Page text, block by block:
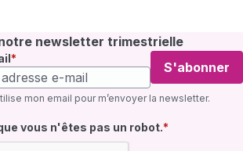
newsletter trimestrielle
S'abonner
mon email pour m’envoyer la newsletter.
vous n'êtes pas un robot.